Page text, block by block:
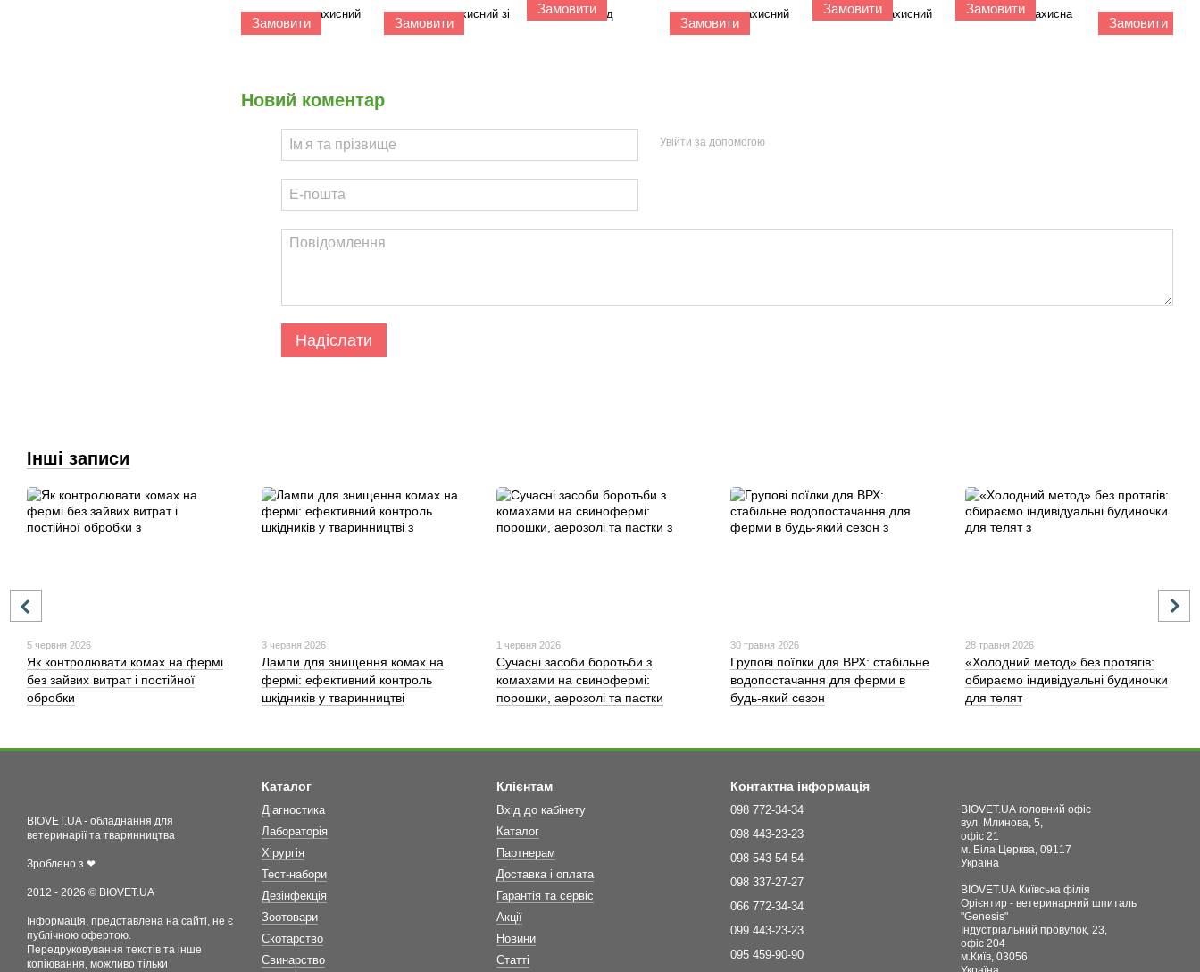
Замовити Замовити
Замовити
Замовити
Замовити Замовити
Замовити
Новий коментар
Увійти за допомогою
Надіслати
Інші записи
5 червня 2026
Як контролювати комах на фермі
без зайвих витрат і постійної
обробки
3 червня 2026
Лампи для знищення комах на
фермі: ефективний контроль
шкідників у тваринництві
1 червня 2026
Сучасні засоби боротьби з
комахами на свинофермі:
порошки, аерозолі та пастки
30 травня 2026
Групові поїлки для ВРХ: стабільне
водопостачання для ферми в
будь-який сезон
28 травня 2026
«Холодний метод» без протягів:
обираємо індивідуальні будиночки
для телят
BIOVET.UA - обладнання для
ветеринарії та тваринництва
Зроблено з ❤
2012 - 2026 © BIOVET.UA
Інформація, представлена на сайті, не є
публічною офертою.
Передруковування текстів та інше
копіювання, можливо тільки
Каталог
Діагностика
Лабораторія
Хірургія
Тест-набори
Дезінфекція
Зоотовари
Скотарство
Свинарство
Клієнтам
Вхід до кабінету
Каталог
Партнерам
Доставка і оплата
Гарантія та сервіс
Акції
Новини
Статті
Контактна інформація
098 772-34-34
098 443-23-23
098 543-54-54
098 337-27-27
066 772-34-34
099 443-23-23
095 459-90-90
BIOVET.UA головний офіс
вул. Млинова, 5,
офіс 21
м. Біла Церква, 09117
Україна
BIOVET.UA Київська філія
Орієнтир - ветеринарний шпиталь
"Genesis"
Індустріальний провулок, 23,
офіс 204
м.Київ, 03056